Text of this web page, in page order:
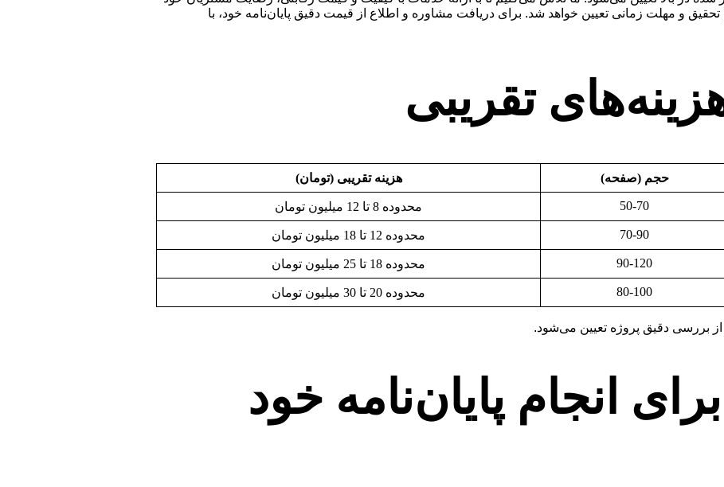
و مهلت زمانی تعیین خواهد شد. برای دریافت مشاوره و اطلاع از قیمت دقیق پایان‌نامه خود، با
تقریبی
حجم (صفحه) هزینه تقریبی (تومان)
50-70 محدوده 8 تا 12 میلیون تومان
70-90 محدوده 12 تا 18 میلیون تومان
90-120 محدوده 18 تا 25 میلیون تومان
80-100 محدوده 20 تا 30 میلیون تومان
از بررسی دقیق پروژه تعیین می‌شود.
انجام پایان‌نامه خود